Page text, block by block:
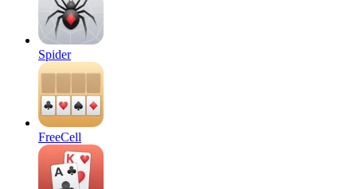
Spider
FreeCell